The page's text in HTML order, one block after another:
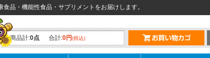
品・機能性食品・サプリメントをお届けします。
商品計:0点 合計:0円(税込)